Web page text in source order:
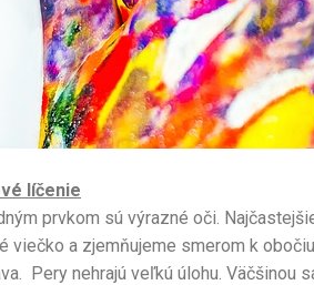
líčenie
prvkom sú výrazné oči.
viečko a zjemňujeme smerom k
Pery nehrajú veľkú úlohu. Väčšinou